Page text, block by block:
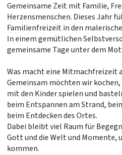
Gemeinsame Zeit mit Familie,
Herzensmenschen. Dieses Jahr
Familienfreizeit in den
In einem gemütlichen
gemeinsame Tage unter dem
Was macht eine Mitmachfreizeit
Gemeinsam möchten wir
mit den Kinder spielen und
beim Entspannen am Strand,
beim Entdecken des Ortes.
Dabei bleibt viel Raum für
Gott und die Welt und Momente,
kommen.